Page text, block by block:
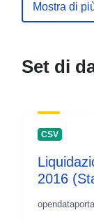
Mostra di
Set di
CSV
2016